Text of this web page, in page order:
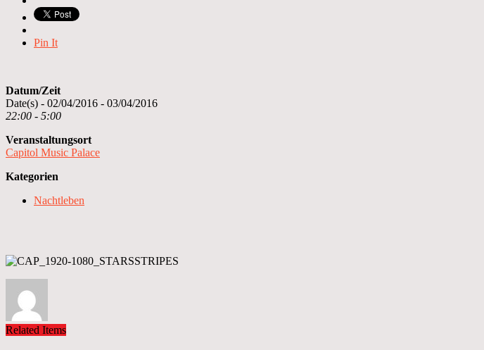
Pin It
Datum/Zeit
Date(s) - 02/04/2016 - 03/04/2016
22:00 - 5:00
Veranstaltungsort
Capitol Music Palace
Kategorien
Nachtleben
Related Items